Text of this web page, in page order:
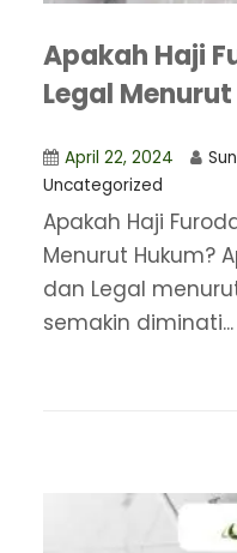
Apakah Haji
Legal
April 22, 2024
Uncategorized
Apakah Haji
Menurut Hukum?
dan Legal
semakin diminati...